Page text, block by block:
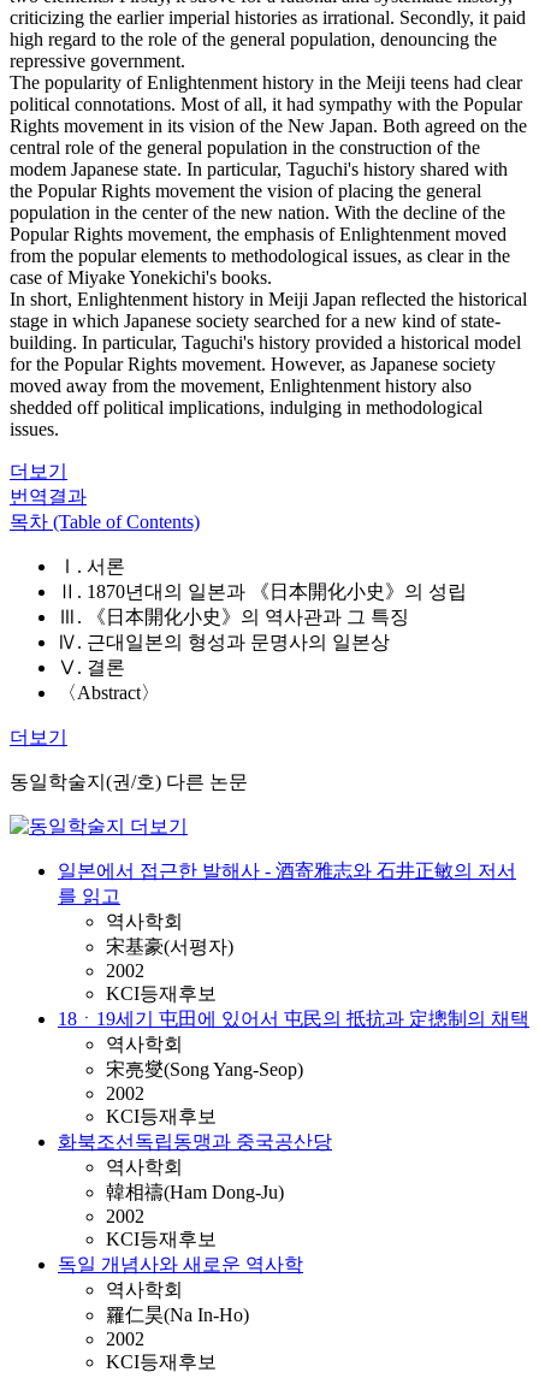
criticizing the earlier imperial histories as irrational. Secondly, it paid
high regard to the role of the general population, denouncing the
repressive government.
The popularity of Enlightenment history in the Meiji teens had clear
political connotations. Most of all, it had sympathy with the Popular
Rights movement in its vision of the New Japan. Both agreed on the
central role of the general population in the construction of the
modem Japanese state. In particular, Taguchi's history shared with
the Popular Rights movement the vision of placing the general
population in the center of the new nation. With the decline of the
Popular Rights movement, the emphasis of Enlightenment moved
from the popular elements to methodological issues, as clear in the
case of Miyake Yonekichi's books.
In short, Enlightenment history in Meiji Japan reflected the historical
stage in which Japanese society searched for a new kind of state-
building. In particular, Taguchi's history provided a historical model
for the Popular Rights movement. However, as Japanese society
moved away from the movement, Enlightenment history also
shedded off political implications, indulging in methodological
issues.
더보기
번역결과
목차 (Table of Contents)
Ⅰ. 서론
Ⅱ. 1870년대의 일본과 《日本開化小史》의 성립
Ⅲ. 《日本開化小史》의 역사관과 그 특징
Ⅳ. 근대일본의 형성과 문명사의 일본상
Ⅴ. 결론
〈Abstract〉
더보기
동일학술지(권/호) 다른 논문
일본에서 접근한 발해사 - 酒寄雅志와 石井正敏의 저서
를 읽고
역사학회
宋基豪(서평자)
2002
KCI등재후보
18ㆍ19세기 屯田에 있어서 屯民의 抵抗과 定摠制의 채택
역사학회
宋亮燮(Song Yang-Seop)
2002
KCI등재후보
화북조선독립동맹과 중국공산당
역사학회
韓相禱(Ham Dong-Ju)
2002
KCI등재후보
독일 개념사와 새로운 역사학
역사학회
羅仁昊(Na In-Ho)
2002
KCI등재후보